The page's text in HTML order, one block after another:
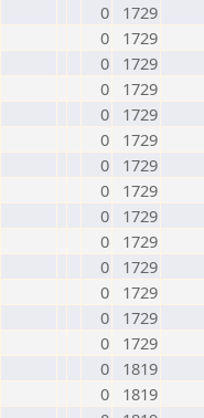
0
1729
0
1729
0
1729
0
1729
0
1729
0
1729
0
1729
0
1729
0
1729
0
1729
0
1729
0
1729
0
1729
0
1729
0
1819
0
1819